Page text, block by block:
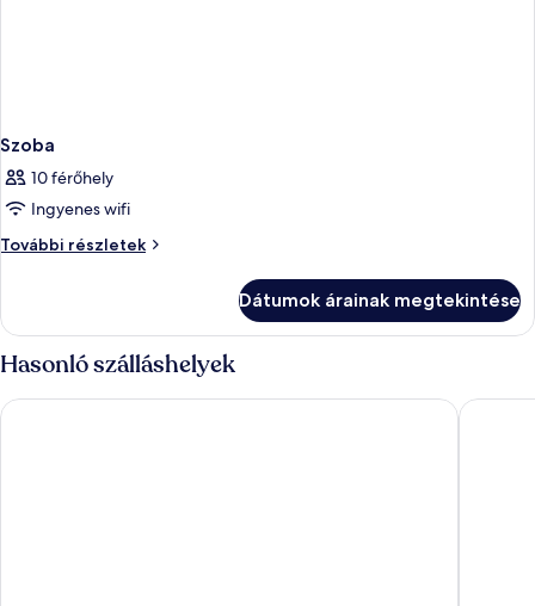
Szoba
10 férőhely
Ingyenes wifi
További részletek
Szoba
Dátumok árainak megtekintése
Hasonló szálláshelyek
Hyatt Place Frankfurt Airport